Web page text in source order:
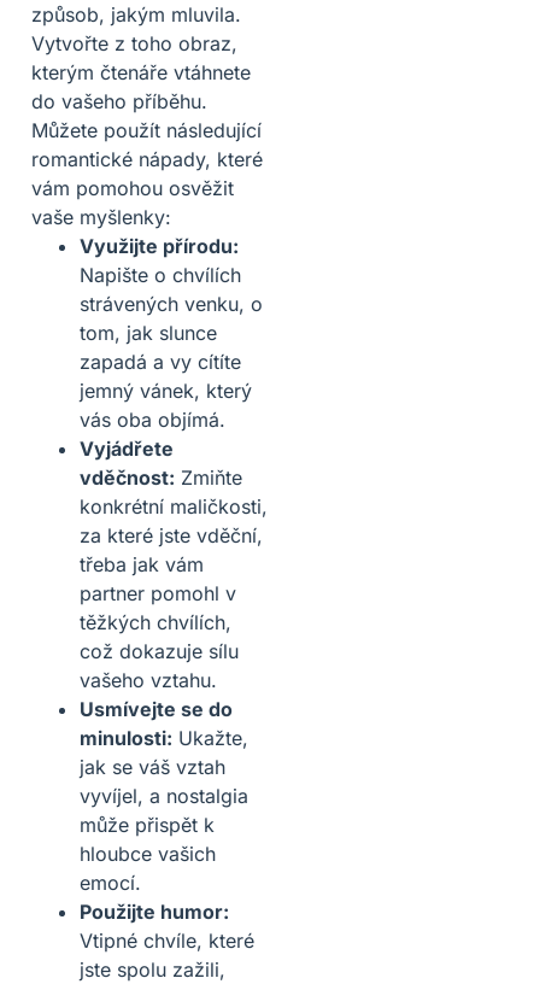
způsob, jakým mluvila.
Vytvořte z toho obraz,
kterým čtenáře vtáhnete
do vašeho příběhu.
Můžete použít následující
romantické nápady, které
vám pomohou osvěžit
vaše myšlenky:
Využijte přírodu:
Napište o chvílích
strávených venku, o
tom, jak slunce
zapadá a vy cítíte
jemný vánek, který
vás oba objímá.
Vyjádřete
vděčnost: Zmiňte
konkrétní maličkosti,
za které jste vděční,
třeba jak vám
partner pomohl v
těžkých chvílích,
což dokazuje sílu
vašeho vztahu.
Usmívejte se do
minulosti: Ukažte,
jak se váš vztah
vyvíjel, a nostalgia
může přispět k
hloubce vašich
emocí.
Použijte humor:
Vtipné chvíle, které
jste spolu zažili,